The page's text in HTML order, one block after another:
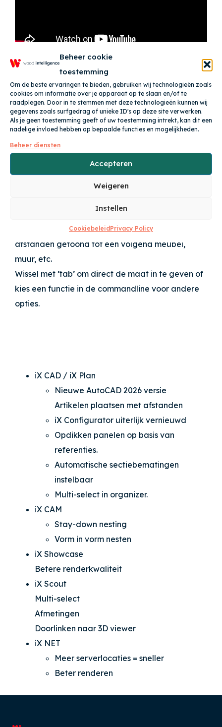
Beheer cookie
toestemming
Om de beste ervaringen te bieden, gebruiken wij technologieën zoals
cookies om informatie over je apparaat op te slaan en/of te
raadplegen. Door in te stemmen met deze technologieën kunnen wij
gegevens zoals surfgedrag of unieke ID's op deze site verwerken.
Als je geen toestemming geeft of uw toestemming intrekt, kan dit een
nadelige invloed hebben op bepaalde functies en mogelijkheden.
Beheer diensten
Accepteren
Weigeren
Instellen
CookiebeleidPrivacy Policy
Het plaatsen van artikelen gaat nu makkelijker.
Zodra het artikel aan de muis ‘hangt’ worden de
afstanden getoond tot een volgend meubel,
muur, etc.
Wissel met ’tab’ om direct de maat in te geven of
kies een functie in de commandline voor andere
opties.
iX CAD / iX Plan
Nieuwe AutoCAD 2026 versie
Artikelen plaatsen met afstanden
iX Configurator uiterlijk vernieuwd
Opdikken panelen op basis van
referenties.
Automatische sectiebematingen
instelbaar
Multi-select in organizer.
iX CAM
Stay-down nesting
Vorm in vorm nesten
iX Showcase
Betere renderkwaliteit
iX Scout
Multi-select
Afmetingen
Doorlinken naar 3D viewer
iX NET
Meer serverlocaties = sneller
Beter renderen